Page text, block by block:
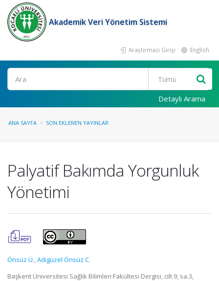
Akademik Veri Yönetim Sistemi
Araştırmacı Girişi English
Ara
Detaylı Arama
ANA SAYFA SON EKLENEN YAYINLAR
Palyatif Bakımda Yorgunluk
Yönetimi
Önsüz Ü.,Adıgüzel Önsüz C.
Başkent Üniversitesi Sağlık Bilimleri Fakültesi Dergisi, cilt.9, sa.3,